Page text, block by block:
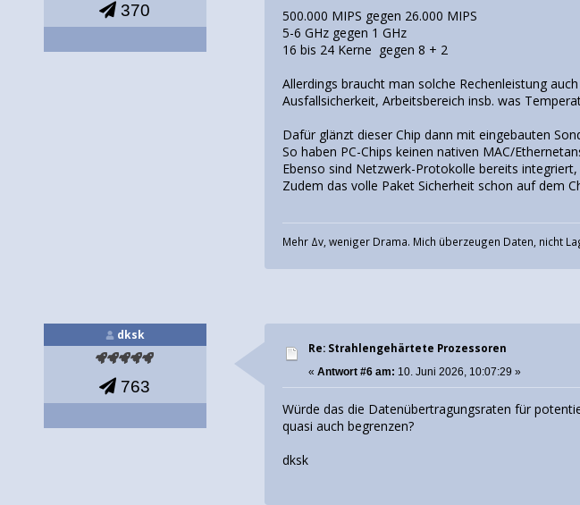
370
500.000 MIPS gegen 26.000 MIPS
5-6 GHz gegen 1 GHz
16 bis 24 Kerne gegen 8 + 2
Allerdings braucht man solche Rechenleistung
Ausfallsicherkeit, Arbeitsbereich insb. was
Dafür glänzt dieser Chip dann mit eingebauten
So haben PC-Chips keinen nativen MAC/
Ebenso sind Netzwerk-Protokolle bereits
Zudem das volle Paket Sicherheit schon auf dem
Mehr Δv, weniger Drama. Mich überzeugen Daten, nicht
dksk
763
Re: Strahlengehärtete Prozessoren
«Antwort #6 am: 10. Juni 2026, 10:07:29 »
Würde das die Datenübertragungsraten für
quasi auch begrenzen?
dksk